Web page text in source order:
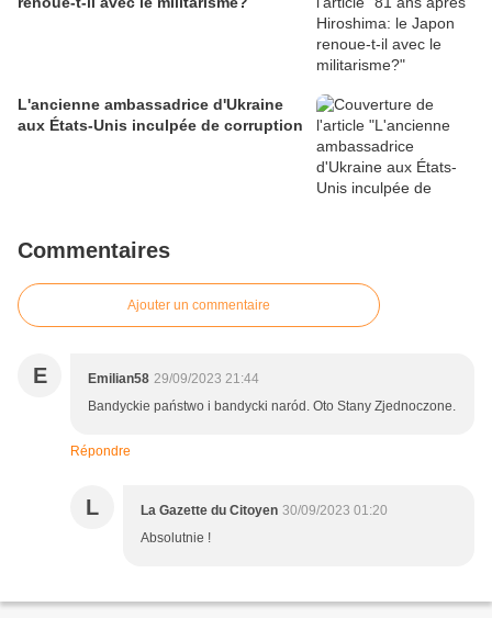
L'ancienne ambassadrice d'Ukraine
aux États-Unis inculpée de corruption
Commentaires
Ajouter un commentaire
E Emilian58 29/09/2023 21:44
Bandyckie państwo i bandycki naród. Oto Stany Zjednoczone.
Répondre
L La Gazette du Citoyen 30/09/2023 01:20
Absolutnie !